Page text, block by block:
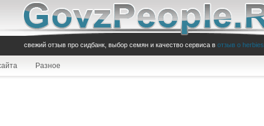
свежий отзыв про сидбанк, выбор семян и качество сервиса в отзыв о herbies
Разное